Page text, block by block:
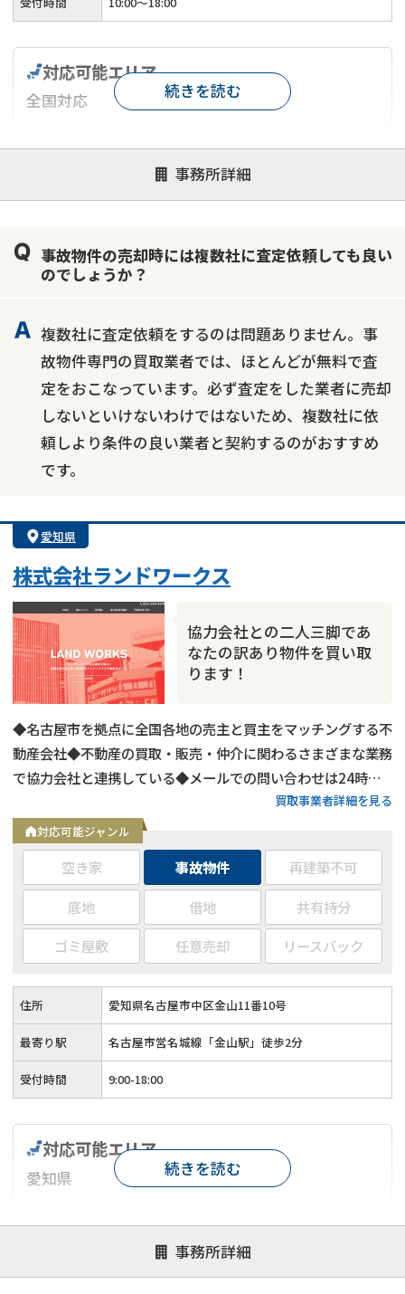
事務所詳細
対応可能エリア
全国対応
対応が親身 オンライン面談可能
レスポンスが早い
1億円以上の買取可
続きを読む
事故物件の売却時には複数社に査定依頼しても良い
のでしょうか？
複数社に査定依頼をするのは問題ありません。事
故物件専門の買取業者では、ほとんどが無料で査
定をおこなっています。必ず査定をした業者に売却
しないといけないわけではないため、複数社に依
頼しより条件の良い業者と契約するのがおすすめ
です。
愛知県
株式会社ランドワークス
協力会社との二人三脚であ
なたの訳あり物件を買い取
ります！
◆名古屋市を拠点に全国各地の売主と買主をマッチングする不
動産会社◆不動産の買取・販売・仲介に関わるさまざまな業務
で協力会社と連携している◆メールでの問い合わせは24時間
買取事業者詳細を見る
対応可能ジャンル
空き家 事故物件
再建築不可
底地
借地
共有持分
ゴミ屋敷
任意売却 リースバック
住所 愛知県名古屋市中区金山11番10号
最寄り駅 名古屋市営名城線「金山駅」徒歩2分
受付時間 9:00-18:00
事務所詳細
対応可能エリア
愛知県
対応が親身 オンライン面談可能
レスポンスが早い
1億円以上の買取可
続きを読む